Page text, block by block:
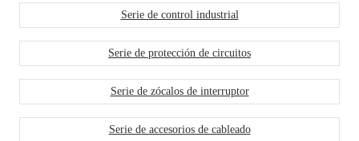
Serie de control industrial
Serie de protección de circuitos
Serie de zócalos de interruptor
Serie de accesorios de cableado